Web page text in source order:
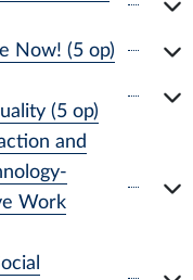
Now! (5 op)
(5 op)
and
Work